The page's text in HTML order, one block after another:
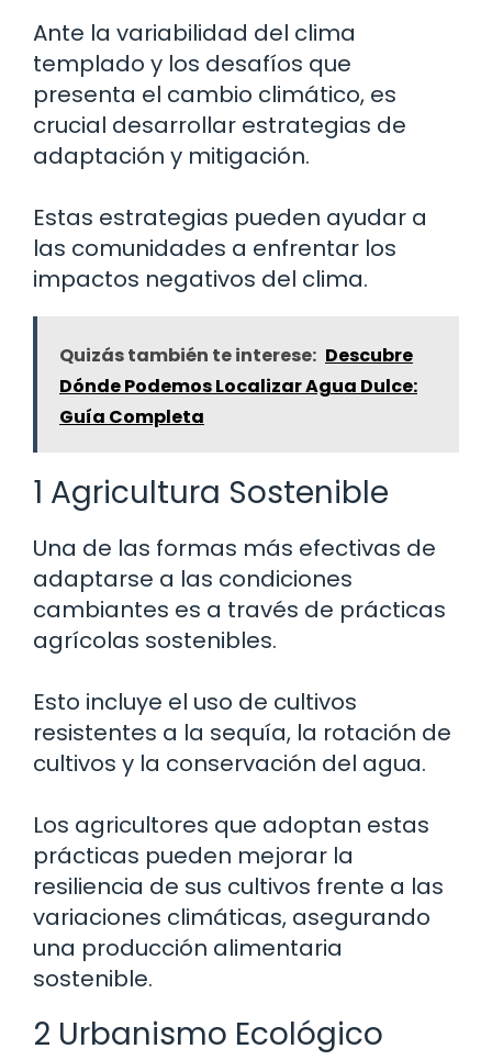
Ante la variabilidad del clima
templado y los desafíos que
presenta el cambio climático, es
crucial desarrollar estrategias de
adaptación y mitigación.
Estas estrategias pueden ayudar a
las comunidades a enfrentar los
impactos negativos del clima.
Quizás también te interese: Descubre
Dónde Podemos Localizar Agua Dulce:
Guía Completa
1 Agricultura Sostenible
Una de las formas más efectivas de
adaptarse a las condiciones
cambiantes es a través de prácticas
agrícolas sostenibles.
Esto incluye el uso de cultivos
resistentes a la sequía, la rotación de
cultivos y la conservación del agua.
Los agricultores que adoptan estas
prácticas pueden mejorar la
resiliencia de sus cultivos frente a las
variaciones climáticas, asegurando
una producción alimentaria
sostenible.
2 Urbanismo Ecológico